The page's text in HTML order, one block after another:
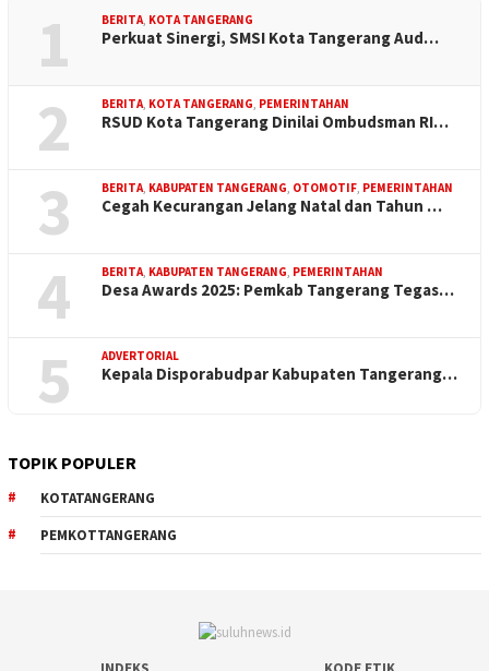
1 BERITA, KOTA TANGERANG
Perkuat Sinergi, SMSI Kota Tangerang Aud…
2 BERITA, KOTA TANGERANG, PEMERINTAHAN
RSUD Kota Tangerang Dinilai Ombudsman RI…
3 BERITA, KABUPATEN TANGERANG, OTOMOTIF, PEMERINTAHAN
Cegah Kecurangan Jelang Natal dan Tahun …
4 BERITA, KABUPATEN TANGERANG, PEMERINTAHAN
Desa Awards 2025: Pemkab Tangerang Tegas…
5 ADVERTORIAL
Kepala Disporabudpar Kabupaten Tangerang…
TOPIK POPULER
KOTATANGERANG
PEMKOTTANGERANG